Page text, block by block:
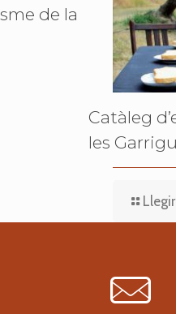
de la
Catàleg
les